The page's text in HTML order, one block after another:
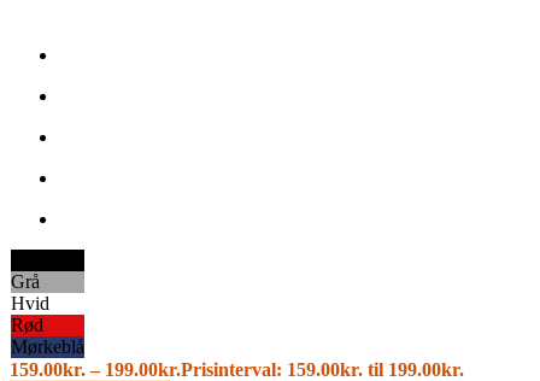
Grå
Hvid
Rød
Mørkeblå
159.00kr. – 199.00kr.Prisinterval: 159.00kr. til 199.00kr.